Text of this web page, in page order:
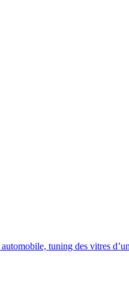
tuning des vitres